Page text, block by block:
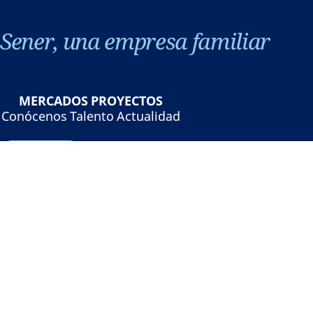
Sener, una empresa familiar
MERCADOS PROYECTOS
Conócenos Talento Actualidad